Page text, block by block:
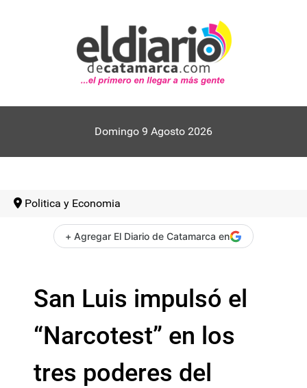
Domingo 9 Agosto 2026
Politica y Economia
+ Agregar El Diario de Catamarca en
San Luis impulsó el
“Narcotest” en los
tres poderes del